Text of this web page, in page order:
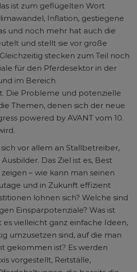
ist zum geflügelten Wort
Inflation, gestiegene
und noch mehr hat auch die
und stellt sie vor große
stecken zum Teil noch
für den Pferdesektor in der
im Bereich
Die Probleme und potenzielle
Themen, denen sich der neue
powered by AVANT vom 10.
vor allem an Stallbetreiber,
Das Ziel ist es, Best
– wie kann man seinen
und in Zukunft effizient
lohnen sich? Welche sind
Einsparpotenziale? Was ist
vielleicht ganz einfache Ideen,
umzusetzen sind, auf die man
gekommen ist? Es werden
vorgestellt, Reitställe,